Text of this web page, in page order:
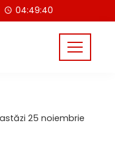
04:49:41
25 noiembrie